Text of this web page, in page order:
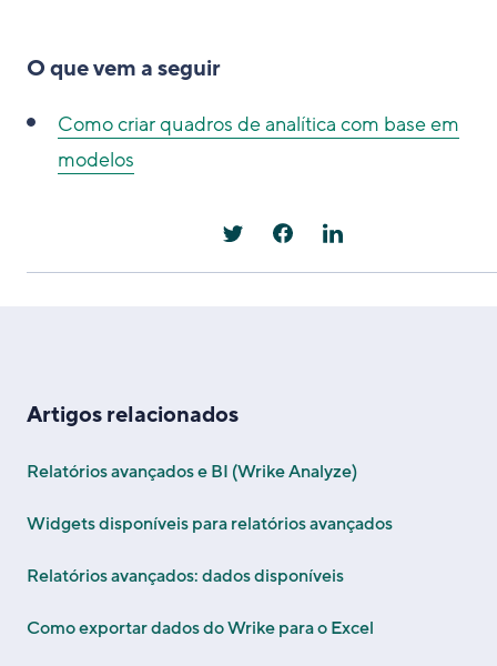
O que vem a seguir
Como criar quadros de analítica com base em
modelos
Artigos relacionados
Relatórios avançados e BI (Wrike Analyze)
Widgets disponíveis para relatórios avançados
Relatórios avançados: dados disponíveis
Como exportar dados do Wrike para o Excel